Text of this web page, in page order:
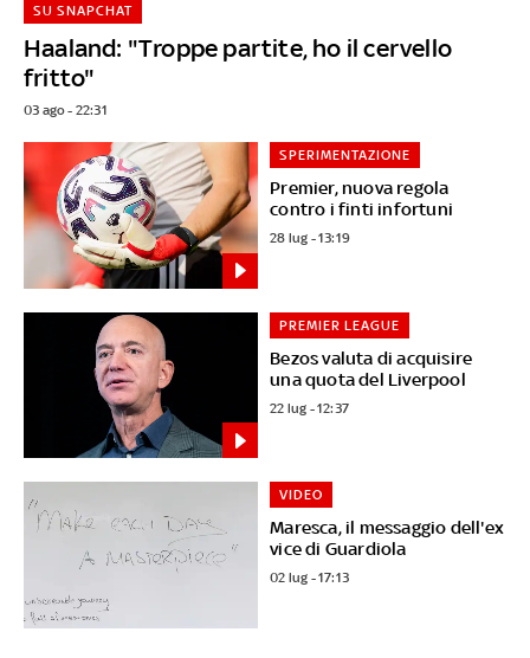
Haaland: "Troppe partite, ho il cervello
fritto"
SU SNAPCHAT
03 ago - 22:31
Premier, nuova regola
contro i finti infortuni
SPERIMENTAZIONE
28 lug - 13:19
Bezos valuta di acquisire
una quota del Liverpool
PREMIER LEAGUE
22 lug - 12:37
Maresca, il messaggio dell'ex
vice di Guardiola
VIDEO
02 lug - 17:13